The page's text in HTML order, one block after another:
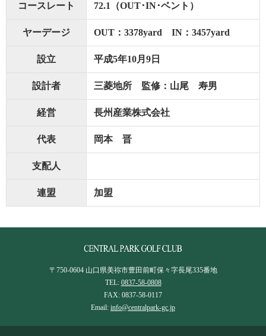
コースレート 72.1（OUT･IN･ベント）
ヤーデージ OUT：3378yard IN：3457yard
設立 平成5年10月9日
設計者 三菱地所 監修：山尾 寿男
経営 長州産業株式会社
代表 岡本 晋
支配人
連盟 加盟
〒750-0604 山口県美祢市豊田前町保々字長尾335番地
TEL: 0837-58-0808
FAX: 0837-58-0117
Email: info@centralpark-gc.jp